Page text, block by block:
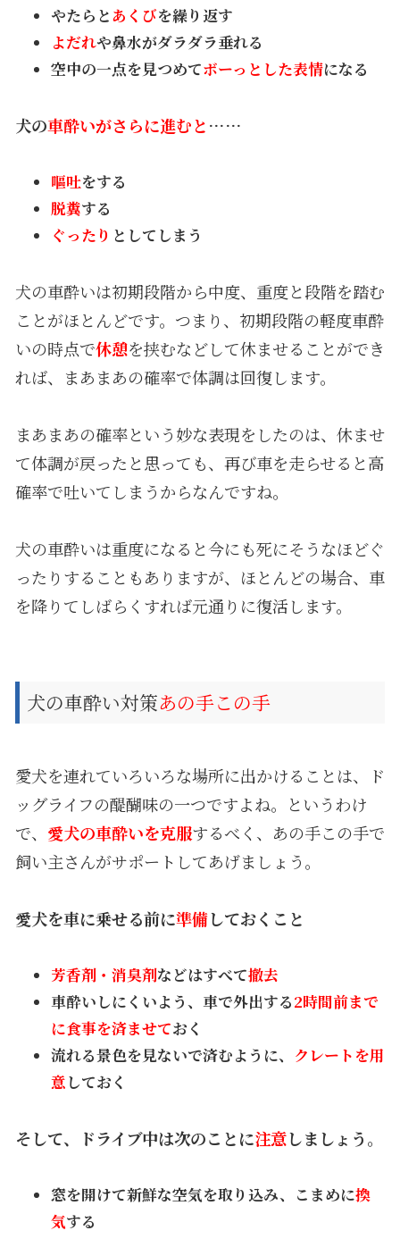
やたらとあくびを繰り返す
よだれや鼻水がダラダラ垂れる
空中の一点を見つめてボーっとした表情になる
犬の車酔いがさらに進むと……
嘔吐をする
脱糞する
ぐったり としてしまう
犬の車酔いは初期段階から中度、重度と段階を踏む
ことがほとんどです。つまり、初期段階の軽度車酔
いの時点で休憩を挟むなどして休ませることができ
れば、まあまあの確率で体調は回復します。
まあまあの確率という妙な表現をしたのは、休ませ
て体調が戻ったと思っても、再び車を走らせると高
確率で吐いてしまうからなんですね。
犬の車酔いは重度になると今にも死にそうなほどぐ
ったりすることもありますが、ほとんどの場合、車
を降りてしばらくすれば元通りに復活します。
犬の車酔い対策あの手この手
愛犬を連れていろいろな場所に出かけることは、ド
ッグライフの醍醐味の一つですよね。というわけ
で、 愛犬の車酔いを克服するべく、あの手この手で
飼い主さんがサポートしてあげましょう。
愛犬を車に乗せる前に準備しておくこと
芳香剤・消臭剤などはすべて撤去
車酔いしにくいよう、車で外出する2時間前まで
に食事を済ませておく
流れる景色を見ないで済むように、 クレートを用
意しておく
そして、ドライブ中は次のことに注意しましょう。
窓を開けて新鮮な空気を取り込み、こまめに換
気する